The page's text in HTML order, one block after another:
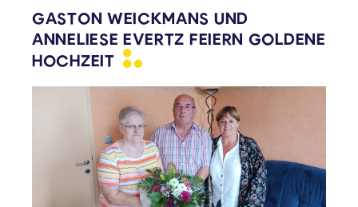
GASTON WEICKMANS UND
ANNELIESE EVERTZ FEIERN GOLDENE
HOCHZEIT